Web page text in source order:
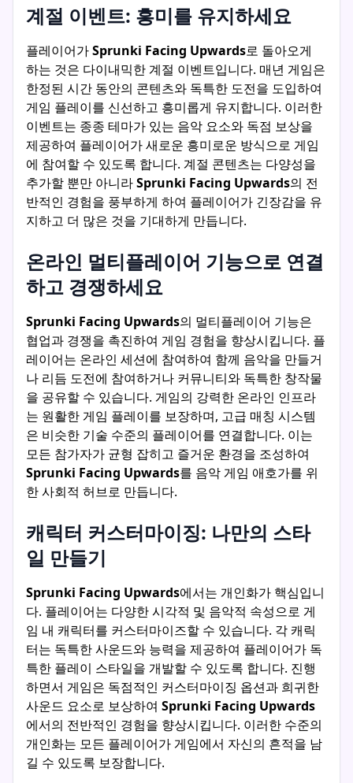
계절 이벤트: 흥미를 유지하세요
플레이어가Sprunki Facing Upwards로 돌아오게
하는 것은 다이내믹한 계절 이벤트입니다. 매년 게임은
한정된 시간 동안의 콘텐츠와 독특한 도전을 도입하여
게임 플레이를 신선하고 흥미롭게 유지합니다. 이러한
이벤트는 종종 테마가 있는 음악 요소와 독점 보상을
제공하여 플레이어가 새로운 흥미로운 방식으로 게임
에 참여할 수 있도록 합니다. 계절 콘텐츠는 다양성을
추가할 뿐만 아니라Sprunki Facing Upwards의 전
반적인 경험을 풍부하게 하여 플레이어가 긴장감을 유
지하고 더 많은 것을 기대하게 만듭니다.
온라인 멀티플레이어 기능으로 연결
하고 경쟁하세요
Sprunki Facing Upwards의 멀티플레이어 기능은
협업과 경쟁을 촉진하여 게임 경험을 향상시킵니다. 플
레이어는 온라인 세션에 참여하여 함께 음악을 만들거
나 리듬 도전에 참여하거나 커뮤니티와 독특한 창작물
을 공유할 수 있습니다. 게임의 강력한 온라인 인프라
는 원활한 게임 플레이를 보장하며, 고급 매칭 시스템
은 비슷한 기술 수준의 플레이어를 연결합니다. 이는
모든 참가자가 균형 잡히고 즐거운 환경을 조성하여
Sprunki Facing Upwards를 음악 게임 애호가를 위
한 사회적 허브로 만듭니다.
캐릭터 커스터마이징: 나만의 스타
일 만들기
Sprunki Facing Upwards에서는 개인화가 핵심입니
다. 플레이어는 다양한 시각적 및 음악적 속성으로 게
임 내 캐릭터를 커스터마이즈할 수 있습니다. 각 캐릭
터는 독특한 사운드와 능력을 제공하여 플레이어가 독
특한 플레이 스타일을 개발할 수 있도록 합니다. 진행
하면서 게임은 독점적인 커스터마이징 옵션과 희귀한
사운드 요소로 보상하여 Sprunki Facing Upwards
에서의 전반적인 경험을 향상시킵니다. 이러한 수준의
개인화는 모든 플레이어가 게임에서 자신의 흔적을 남
길 수 있도록 보장합니다.